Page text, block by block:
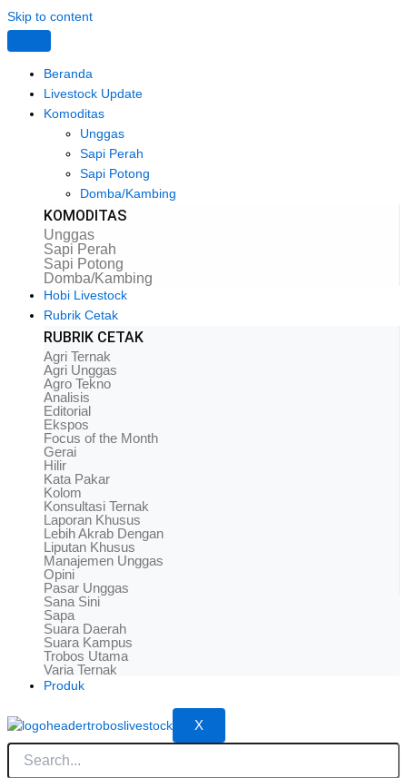
Skip to content
Beranda
Livestock Update
Komoditas
Unggas
Sapi Perah
Sapi Potong
Domba/Kambing
KOMODITAS
Unggas
Sapi Perah
Sapi Potong
Domba/Kambing
Hobi Livestock
Rubrik Cetak
RUBRIK CETAK
Agri Ternak
Agri Unggas
Agro Tekno
Analisis
Editorial
Ekspos
Focus of the Month
Gerai
Hilir
Kata Pakar
Kolom
Konsultasi Ternak
Laporan Khusus
Lebih Akrab Dengan
Liputan Khusus
Manajemen Unggas
Opini
Pasar Unggas
Sana Sini
Sapa
Suara Daerah
Suara Kampus
Trobos Utama
Varia Ternak
Produk
X